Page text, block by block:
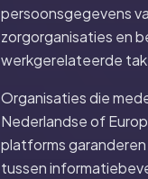
persoonsgegevens
zorgorganisaties en
werkgerelateerde
Organisaties die
Nederlandse of
platforms
tussen